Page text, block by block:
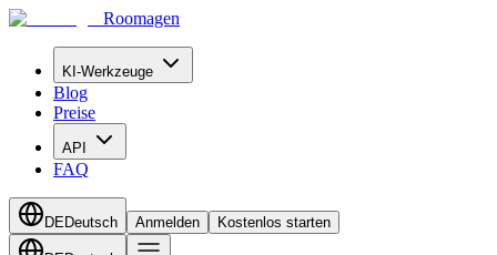
Roomagen
KI-Werkzeuge
Blog
Preise
API
FAQ
DEDeutsch Anmelden Kostenlos starten